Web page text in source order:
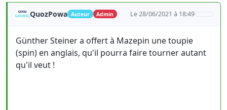
QuozPowa Auteur Admin Le 28/06/2021 à 18:49
Günther Steiner a offert à Mazepin une toupie
(spin) en anglais, qu'il pourra faire tourner autant
qu'il veut !